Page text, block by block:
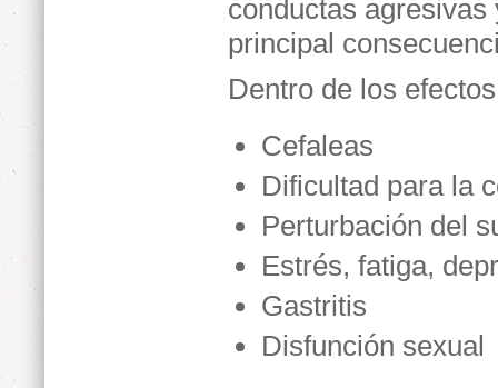
conductas
principal
Dentro de los
Cefaleas
Dificultad para la
Perturbación del
Estrés, fatiga,
Gastritis
Disfunción sexual